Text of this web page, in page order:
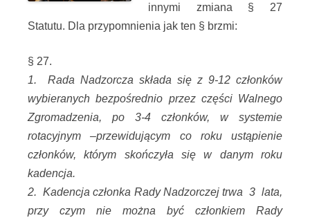
innymi zmiana § 27
Statutu. Dla przypomnienia jak ten § brzmi:
§ 27.
1. Rada Nadzorcza składa się z 9-12 członków
wybieranych bezpośrednio przez części Walnego
Zgromadzenia, po 3-4 członków, w systemie
rotacyjnym –przewidującym co roku ustąpienie
członków, którym skończyła się w danym roku
kadencja.
2. Kadencja członka Rady Nadzorczej trwa 3 lata,
przy czym nie można być członkiem Rady